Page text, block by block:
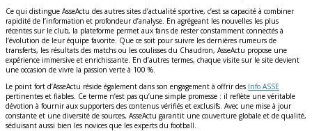
Ce qui distingue AsseActu des autres sites d’actualité sportive, c’est sa capacité à combiner
rapidité de l’information et profondeur d’analyse. En agrégeant les nouvelles les plus
récentes sur le club, la plateforme permet aux fans de rester constamment connectés à
l’évolution de leur équipe favorite. Que ce soit pour suivre les dernières rumeurs de
transferts, les résultats des matchs ou les coulisses du Chaudron, AsseActu propose une
expérience immersive et enrichissante. En d’autres termes, chaque visite sur le site devient
une occasion de vivre la passion verte à 100 %.
Le point fort d’AsseActu réside également dans son engagement à offrir des Info ASSE
pertinentes et fiables. Ce terme n’est pas qu’une simple promesse : il reflète une véritable
dévotion à fournir aux supporters des contenus vérifiés et exclusifs. Avec une mise à jour
constante et une diversité de sources, AsseActu garantit une couverture globale et de qualité,
séduisant aussi bien les novices que les experts du football.